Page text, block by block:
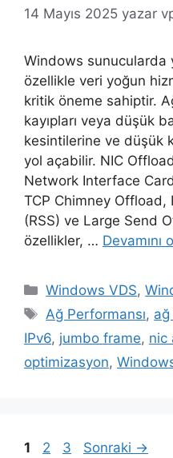
14 Mayıs 2025 yazar
Windows sunucularda
özellikle veri yoğun
kritik öneme sahiptir.
kayıpları veya düşük
kesintilerine ve düşük
yol açabilir. NIC
Network Interface
TCP Chimney Offload,
(RSS) ve Large Send
özellikler, … Devamını
Kategoriler
Windows VDS,
Etiketler
Ağ Performansı,
IPv6, jumbo frame, nic
optimizasyon,
Sayfa
1 Sayfa
2 Sayfa
3 Sonraki →